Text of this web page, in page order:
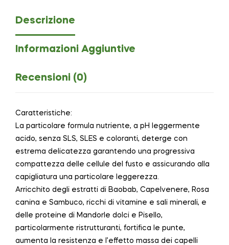
Descrizione
Informazioni Aggiuntive
Recensioni (0)
Caratteristiche:
La particolare formula nutriente, a pH leggermente
acido, senza SLS, SLES e coloranti, deterge con
estrema delicatezza garantendo una progressiva
compattezza delle cellule del fusto e assicurando alla
capigliatura una particolare leggerezza.
Arricchito degli estratti di Baobab, Capelvenere, Rosa
canina e Sambuco, ricchi di vitamine e sali minerali, e
delle proteine di Mandorle dolci e Pisello,
particolarmente ristrutturanti, fortifica le punte,
aumenta la resistenza e l’effetto massa dei capelli